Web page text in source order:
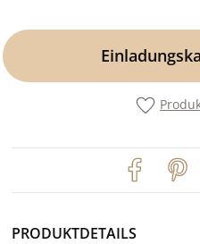
PRODUKTDETAILS